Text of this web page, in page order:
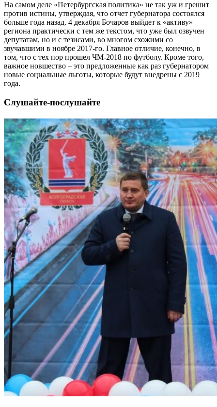
На самом деле «Петербургская политика» не так уж и грешит
против истины, утверждая, что отчет губернатора состоялся
больше года назад. 4 декабря Бочаров выйдет к «активу»
региона практически с тем же текстом, что уже был озвучен
депутатам, но и с тезисами, во многом схожими со
звучавшими в ноябре 2017-го. Главное отличие, конечно, в
том, что с тех пор прошел ЧМ-2018 по футболу. Кроме того,
важное новшество – это предложенные как раз губернатором
новые социальные льготы, которые будут внедрены с 2019
года.
Слушайте-послушайте